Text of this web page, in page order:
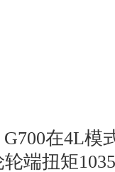
在4L模
端扭矩